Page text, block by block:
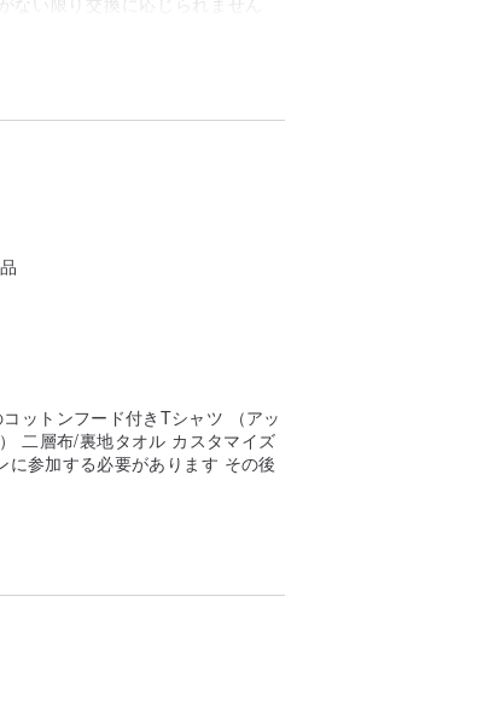
服または印刷プロセス上のその
場合はご連絡ください
います
す。在庫切れの場合は、色が変
ットンフード付きTシャツ （アッ
二層布/裏地タオル カスタマイズ
に参加する必要があります その後